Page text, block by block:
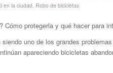
en la ciudad Robo de bicicletas
Cómo protegerla y qué hacer para
uno de los grandes
apareciendo bicicletas